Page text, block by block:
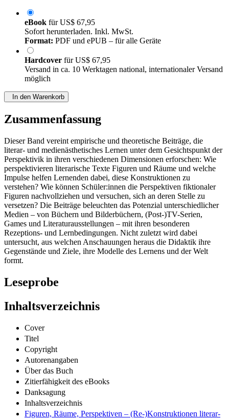
eBook fürUS$ 67,95
Sofort herunterladen. Inkl. MwSt.
Format: PDF und ePUB – für alle Geräte
Hardcover fürUS$ 67,95
Versand in ca. 10 Werktagen national, internationaler Versand
möglich
In den Warenkorb
Zusammenfassung
Dieser Band vereint empirische und theoretische Beiträge, die
literar- und medienästhetisches Lernen unter dem Gesichtspunkt der
Perspektivik in ihren verschiedenen Dimensionen erforschen: Wie
perspektivieren literarische Texte Figuren und Räume und welche
Impulse helfen Lernenden dabei, diese Konstruktionen zu
verstehen? Wie können Schüler:innen die Perspektiven fiktionaler
Figuren nachvollziehen und versuchen, sich an deren Stelle zu
versetzen? Die Beiträge beleuchten das Potenzial unterschiedlicher
Medien – von Büchern und Bilderbüchern, (Post-)TV-Serien,
Games und Literaturausstellungen – mit ihren besonderen
Rezeptions- und Lernbedingungen. Nicht zuletzt wird dabei
untersucht, aus welchen Anschauungen heraus die Didaktik ihre
Gegenstände und Ziele, ihre Modelle des Lernens und der Welt
formt.
Leseprobe
Inhaltsverzeichnis
Cover
Titel
Copyright
Autorenangaben
Über das Buch
Zitierfähigkeit des eBooks
Danksagung
Inhaltsverzeichnis
Figuren, Räume, Perspektiven – (Re-)Konstruktionen literar-